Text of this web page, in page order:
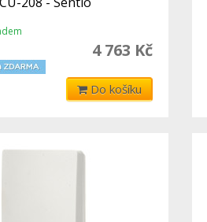
4 763 Kč
Do košíku